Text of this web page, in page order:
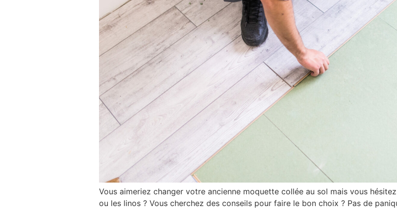
Vous aimeriez changer votre ancienne moquette collée au sol mais vous
ou les linos ? Vous cherchez des conseils pour faire le bon choix ? Pas de